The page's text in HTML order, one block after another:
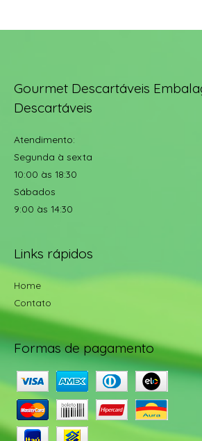
Gourmet Descartáveis
Descartáveis
Atendimento:
Segunda à sexta
10:00 às 18:30
Sábados
9:00 às 14:30
Links rápidos
Home
Contato
Formas de pagamento